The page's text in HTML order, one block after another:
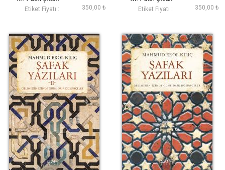
Etiket Fiyatı : 350,00 ₺ Etiket Fiyatı : 350,00 ₺
Şafak Yazıları II Şafak Yazıları I